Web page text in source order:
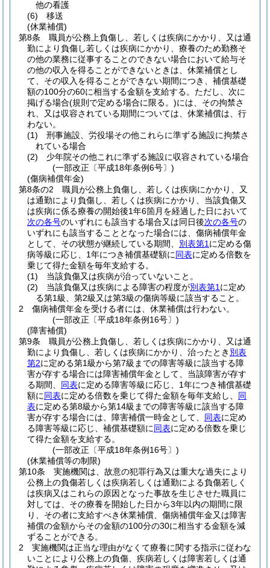
他の看護
(6)
移送
(休業補償)
第8条
職員が公務上負傷し、若しくは疾病にかかり、又は通
勤により負傷し若しくは疾病にかかり、療養のため勤務そ
の他の業務に従事することのできない場合において給与そ
の他の収入を得ることができないときは、休業補償とし
て、その収入を得ることができない期間につき、補償基礎
額の100分の60に相当する金額を支給する。 ただし、次に
掲げる場合(規則で定める場合に限る。)には、その拘禁さ
れ、又は収容されている期間については、休業補償は、行
わない。
(1)
刑事施設、労役場その他これらに準ずる施設に拘禁さ
れている場合
(2)
少年院その他これに準ずる施設に収容されている場合
(一部改正〔平成18年条例6号〕)
(傷病補償年金)
第8条の2
職員が公務上負傷し、若しくは疾病にかかり、又
は通勤により負傷し、若しくは疾病にかかり、当該負傷又
は疾病に係る療養の開始後1年6箇月を経過した日において
次の各号のいずれにも該当する場合又は同日後次の各号の
いずれにも該当することとなった場合には、傷病補償年金
として、その状態が継続している期間、 別表第1 に定める傷
病等級に応じ、1年につき補償基礎額に同表に定める倍数を
乗じて得た金額を毎年支給する。
(1)
当該負傷又は疾病が治っていないこと。
(2)
当該負傷又は疾病による障害の程度が別表第1 に定め
る第1級、第2級又は第3級の傷病等級に該当すること。
2
傷病補償年金を受ける者には、休業補償は行わない。
(一部改正〔平成18年条例16号〕)
(障害補償)
第9条
職員が公務上負傷し、若しくは疾病にかかり、又は通
勤により負傷し、若しくは疾病にかかり、治ったとき 別表
第2に定める第1級から第7級までの障害等級に該当する障
害が存する場合には障害補償年金として、当該障害が存す
る期間、 同表に定める障害等級に応じ、1年につき補償基礎
額に同表に定める倍数を乗じて得た金額を毎年支給し、 同
表に定める第8級から第14級までの障害等級に該当する障
害が存する場合には、障害補償一時金として、 同表に定め
る障害等級に応じ、補償基礎額に同表に定める倍数を乗じ
て得た金額を支給する。
(一部改正〔平成18年条例16号〕)
(休業補償等の制限)
第10条
実施機関は、故意の犯罪行為又は重大な過失により
公務上の負傷若しくは疾病若しくは通勤による負傷若しく
は疾病又はこれらの原因となった事故を生じさせた職員に
対しては、その療養を開始した日から3年以内の期間に限
り、その者に支給すべき休業補償、傷病補償年金又は障害
補償の金額からその金額の100分の30に相当する金額を減
ずることができる。
2
実施機関は正当な理由がなくて療養に関する指示に従わな
いことにより公務上の負傷、疾病若しくは障害若しくは通